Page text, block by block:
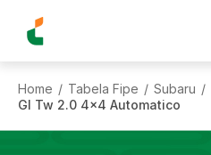
Home / Tabela Fipe / Subaru /
Gl Tw 2.0 4x4 Automatico